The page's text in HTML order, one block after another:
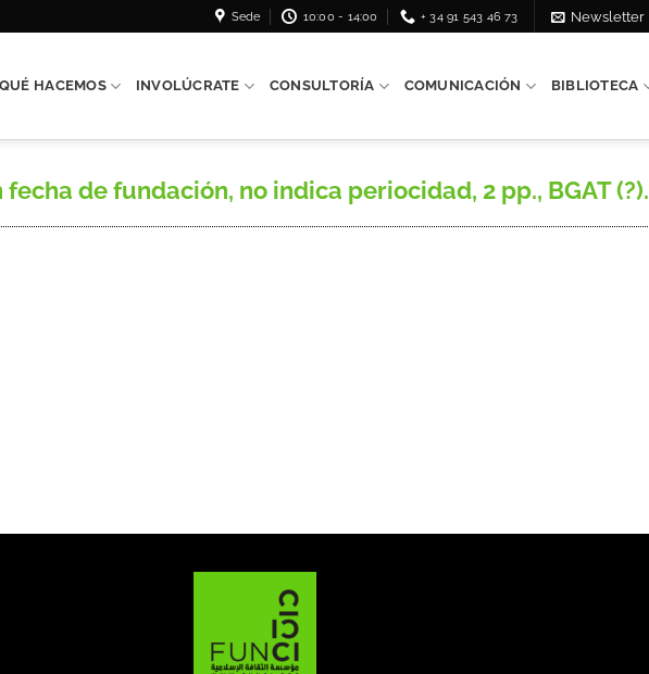
Sede 10:00 - 14:00 + 34 91 543 46 73 Newsletter
QUÉ HACEMOS INVOLÚCRATE CONSULTORÍA COMUNICACIÓN BIBLIOTECA
fecha de fundación, no indica periocidad, 2 pp., BGAT (?).